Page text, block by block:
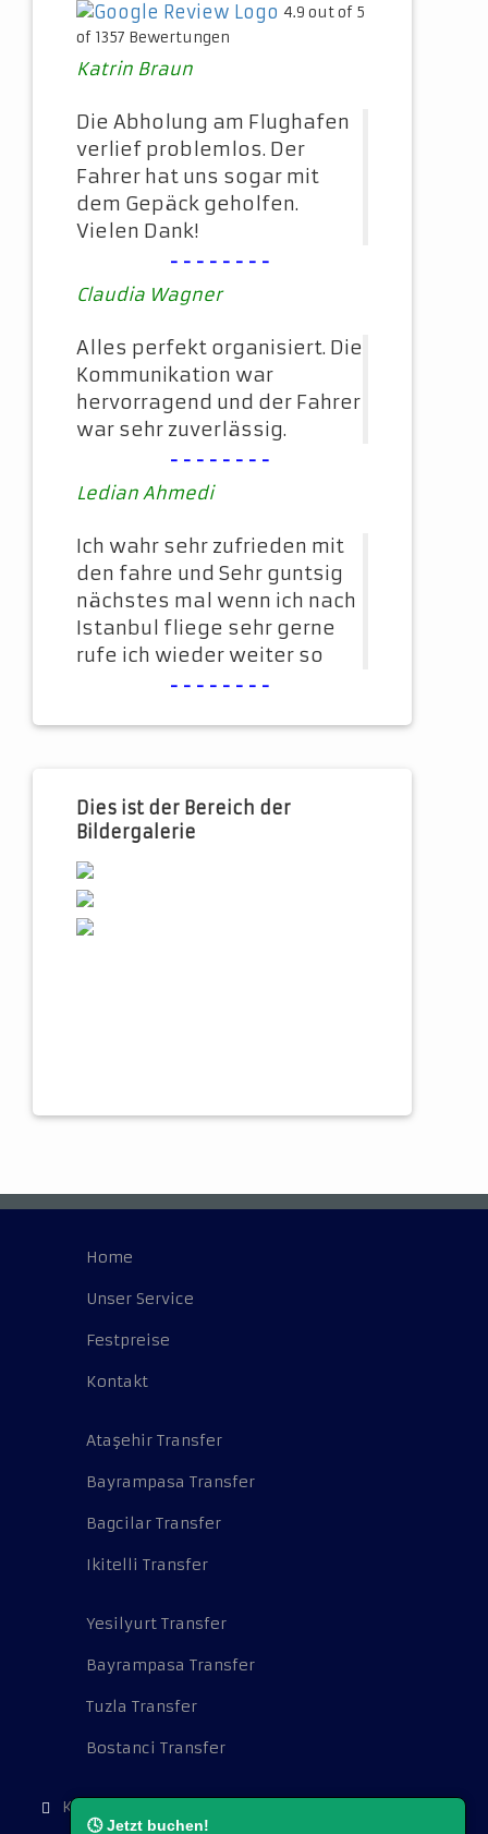
4.9 out of 5
of 1357 Bewertungen
Katrin Braun
Die Abholung am Flughafen
verlief problemlos. Der
Fahrer hat uns sogar mit
dem Gepäck geholfen.
Vielen Dank!
--------
Claudia Wagner
Alles perfekt organisiert. Die
Kommunikation war
hervorragend und der Fahrer
war sehr zuverlässig.
--------
Ledian Ahmedi
Ich wahr sehr zufrieden mit
den fahre und Sehr guntsig
nächstes mal wenn ich nach
Istanbul fliege sehr gerne
rufe ich wieder weiter so
--------
Dies ist der Bereich der
Bildergalerie
🕓 Jetzt buchen!
Home
Unser Service
Festpreise
Kontakt
Ataşehir Transfer
Bayrampasa Transfer
Bagcilar Transfer
Ikitelli Transfer
Yesilyurt Transfer
Bayrampasa Transfer
Tuzla Transfer
Bostanci Transfer
Kocatepe Mah. Cambazoğlu Sok. No:16.